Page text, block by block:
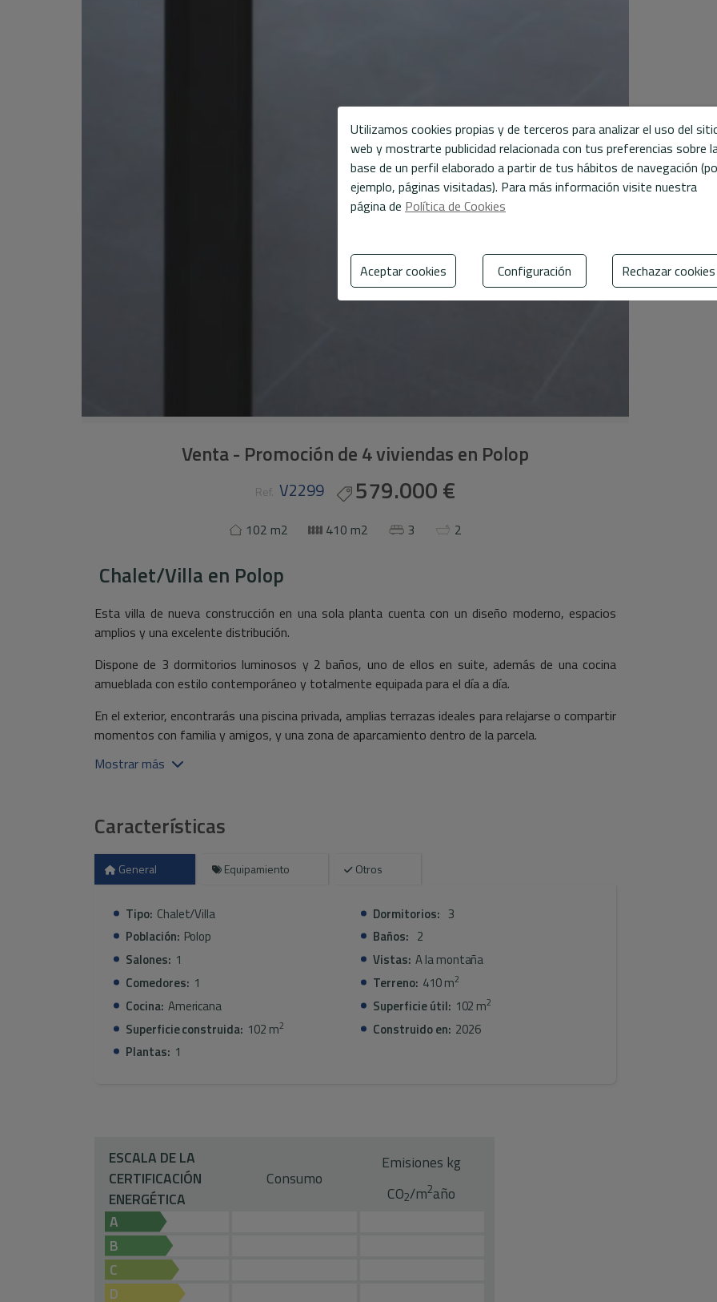
Venta - Promoción de 4 viviendas en Polop
Ref. V2299 579.000 €
102 m2 410 m2 3 2
Chalet/Villa en Polop
Esta villa de nueva construcción en una sola planta cuenta con un diseño moderno, espacios
amplios y una excelente distribución.
Dispone de 3 dormitorios luminosos y 2 baños, uno de ellos en suite, además de una cocina
amueblada con estilo contemporáneo y totalmente equipada para el día a día.
En el exterior, encontrarás una piscina privada, amplias terrazas ideales para relajarse o compartir
momentos con familia y amigos, y una zona de aparcamiento dentro de la parcela.
Desde la vivienda podrás disfrutar de unas hermosas vistas a la montaña, que aportan un
Esta villa combina modernidad, funcionalidad y calidad en un entorno privilegiado, perfecta para
disfrutar del estilo de vida mediterráneo durante todo el año.
Mostrar más
Características
General Equipamiento Otros
Tipo: Chalet/Villa Dormitorios: 3
Población: Polop Baños: 2
Salones: 1 Vistas: A la montaña
Comedores: 1 Terreno: 410 m2
Cocina: Americana Superficie útil: 102 m2
Superficie construida: 102 m2 Construido en: 2026
Plantas: 1
ESCALA DE LA
CERTIFICACIÓN
ENERGÉTICA
Consumo
Emisiones kg
CO2/m2año
A
B
C
D
Utilizamos cookies propias y de terceros para analizar el uso del
web y mostrarte publicidad relacionada con tus preferencias sobre
base de un perfil elaborado a partir de tus hábitos de navegación
ejemplo, páginas visitadas). Para más información visite nuestra
página de Política de Cookies
Aceptar cookies Configuración Rechazar cookies